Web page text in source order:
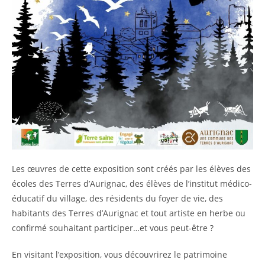
Les œuvres de cette exposition sont créés par les élèves des
écoles des Terres d’Aurignac, des élèves de l’institut médico-
éducatif du village, des résidents du foyer de vie, des
habitants des Terres d’Aurignac et tout artiste en herbe ou
confirmé souhaitant participer…et vous peut-être ?
En visitant l’exposition, vous découvrirez le patrimoine